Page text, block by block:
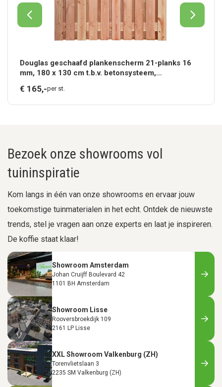
Douglas geschaafd plankenscherm 21-planks 16
mm, 180 x 130 cm t.b.v. betonsysteem,
€ 165,-per st.
Bezoek onze showrooms vol
tuininspiratie
Kom langs in één van onze showrooms en ervaar jouw
toekomstige tuinmaterialen in het echt. Ontdek de nieuwste
trends, stel je vragen aan onze experts en laat je inspireren.
De koffie staat klaar!
Showroom Amsterdam
Johan Cruijff Boulevard 42
1101 BH Amsterdam
Showroom Lisse
Rooversbroekdijk 109
2161 LP Lisse
XXL Showroom Valkenburg (ZH)
Torenvlietslaan 3
2235 SM Valkenburg (ZH)